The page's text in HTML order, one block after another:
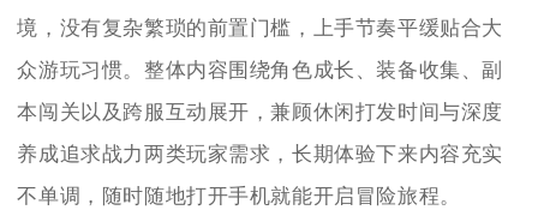
境，没有复杂繁琐的前置门槛，上手节奏平缓贴合大
众游玩习惯。整体内容围绕角色成长、装备收集、副
本闯关以及跨服互动展开，兼顾休闲打发时间与深度
养成追求战力两类玩家需求，长期体验下来内容充实
不单调，随时随地打开手机就能开启冒险旅程。